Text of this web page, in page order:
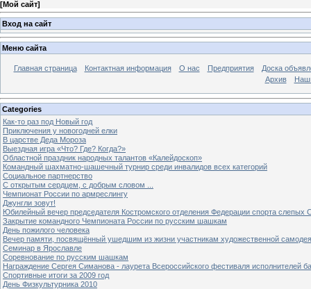
[Мой сайт]
Вход на сайт
Меню сайта
Главная страница Контактная информация О нас Предприятия
Доска
Архив
Categories
Как-то раз под Новый год
Приключения у новогодней елки
В царстве Деда Мороза
Выездная игра «Что? Где? Когда?»
Областной праздник народных талантов «Калейдоскоп»
Командный шахматно-шашечный турнир среди инвалидов всех категорий
Социальное партнерство
С открытым сердцем, с добрым словом ...
Чемпионат России по армреслингу
Джунгли зовут!
Юбилейный вечер председателя Костромского отделения Федерации спорта слепых
Закрытие командного Чемпионата России по русским шашкам
День пожилого человека
Вечер памяти, посвящённый ушедшим из жизни участникам художественной
Семинар в Ярославле
Соревнование по русским шашкам
Награждение Сергея Симанова - лаурета Всероссийского фестиваля исполнителей
Спортивные итоги за 2009 год
День Физкультурника 2010